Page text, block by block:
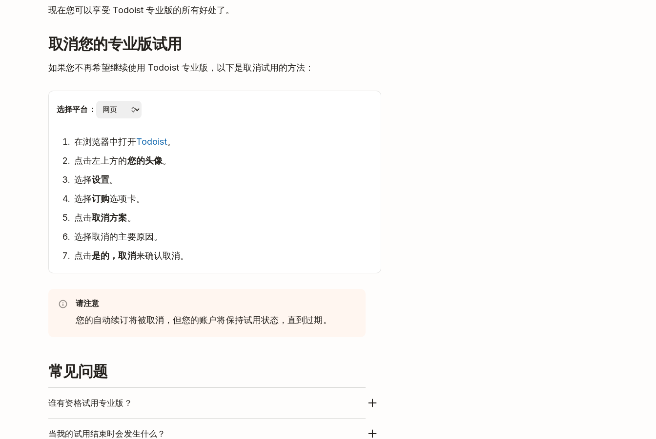
现在您可以享受 Todoist 专业版的所有好处了。
取消您的专业版试用
如果您不再希望继续使用 Todoist 专业版，以下是取消试用的方法：
选择平台：
在浏览器中打开Todoist。
点击左上方的您的头像。
选择设置。
选择订购选项卡。
点击取消方案。
选择取消的主要原因。
点击是的，取消来确认取消。
请注意
您的自动续订将被取消，但您的账户将保持试用状态，直到过期。
常见问题
谁有资格试用专业版？
当我的试用结束时会发生什么？